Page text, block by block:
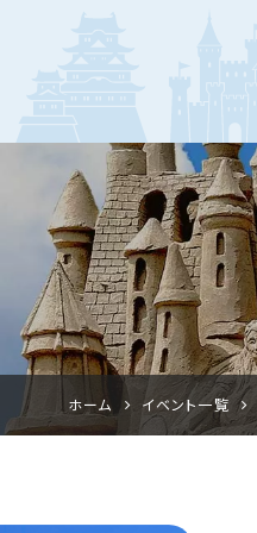
ホーム イベント一覧